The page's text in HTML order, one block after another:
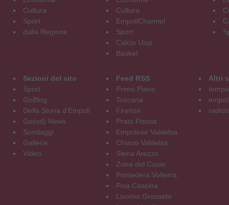
Cultura
Sport
dalla Regione
Cultura
EmpoliChannel
Sport
Calcio Uisp
Basket
Sezioni del sito
Sport
GoBlog
Della Storia d'Empoli
Go(od) News
Sondaggi
Gallerie
Video
Feed RSS
Primo Piano
Toscana
Firenze
Prato Pistoia
Empolese Valdelsa
Chianti Valdelsa
Siena Arezzo
Zona del Cuoio
Pontedera Volterra
Pisa Cascina
Livorno Grosseto
Altri